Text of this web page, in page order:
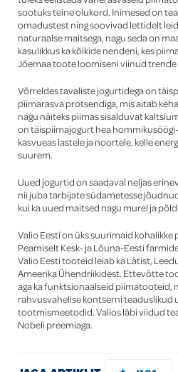
sootuks teine olukord. Inimesed on
omadustest ning soovivad lettidelt
naturaalse maitsega, nagu seda on
kasulikkus ka kõikide nendeni, kes
Jõemaa toote loomiseni viinud
Võrreldes tavaliste jogurtidega on
piimarasva protsendiga, mis aitab
nagu näiteks piimas sisalduvat
on täispiimajogurt hea
kasvueas lastele ja noortele, kelle
suurem.
Uued jogurtid on saadaval neljas
nii juba tarbijate südametesse
kui ka uued maitsed nagu murel ja
Valio Eesti on üks suurimaid
Peamiselt Kesk- ja Lõuna-Eesti
Valio Eesti tooteid leiab ka Lätist,
Ameerika Ühendriikidest. Ettevõtte
aga ka funktsionaalseid piimatooteid,
rahvusvahelise kontserni teaduslikud
tootmismeetodid. Valios läbi viidud
Nobeli preemiaga.